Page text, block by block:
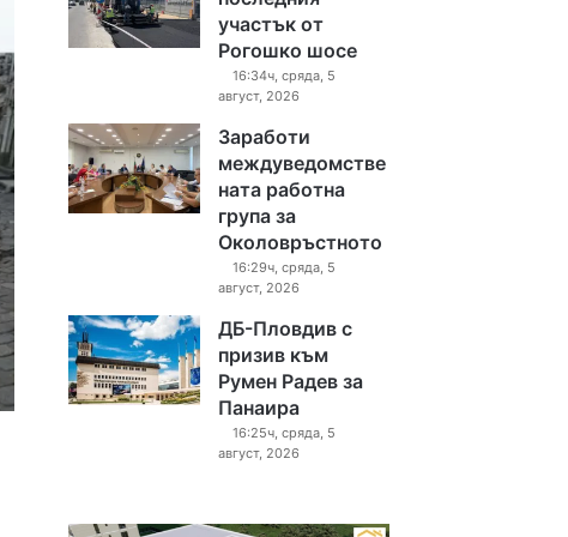
участък от
Рогошко шосе
16:34ч, сряда, 5
август, 2026
Заработи
междуведомстве
ната работна
група за
Околовръстното
16:29ч, сряда, 5
август, 2026
ДБ-Пловдив с
призив към
Румен Радев за
Панаира
16:25ч, сряда, 5
август, 2026